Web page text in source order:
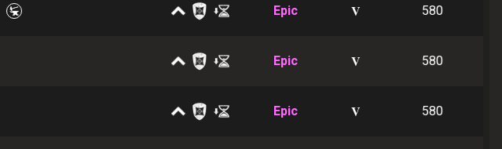
Epic V 580
Epic V 580
Epic V 580